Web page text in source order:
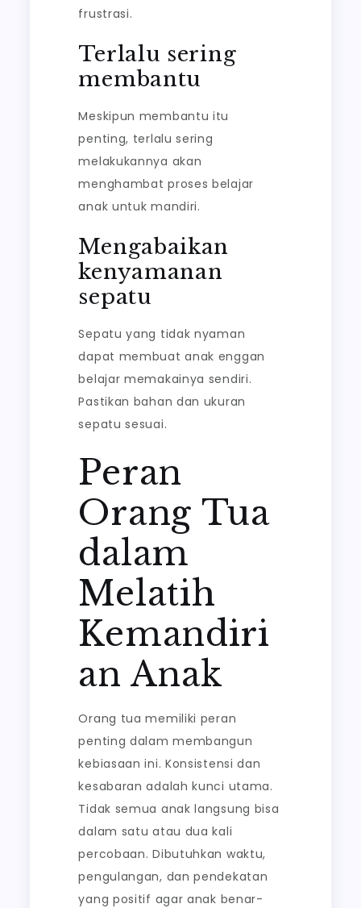
frustrasi.
Terlalu sering
membantu
Meskipun membantu itu
penting, terlalu sering
melakukannya akan
menghambat proses belajar
anak untuk mandiri.
Mengabaikan
kenyamanan
sepatu
Sepatu yang tidak nyaman
dapat membuat anak enggan
belajar memakainya sendiri.
Pastikan bahan dan ukuran
sepatu sesuai.
Peran
Orang Tua
dalam
Melatih
Kemandiri
an Anak
Orang tua memiliki peran
penting dalam membangun
kebiasaan ini. Konsistensi dan
kesabaran adalah kunci utama.
Tidak semua anak langsung bisa
dalam satu atau dua kali
percobaan. Dibutuhkan waktu,
pengulangan, dan pendekatan
yang positif agar anak benar-